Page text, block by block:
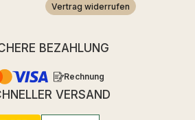
Vertrag widerrufen
BEZAHLUNG
Rechnung
VERSAND